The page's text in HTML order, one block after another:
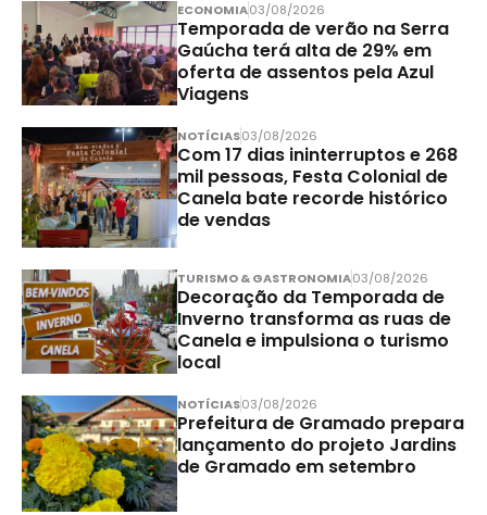
ECONOMIA03/08/2026
Temporada de verão na Serra
Gaúcha terá alta de 29% em
oferta de assentos pela Azul
Viagens
NOTÍCIAS03/08/2026
Com 17 dias ininterruptos e 268
mil pessoas, Festa Colonial de
Canela bate recorde histórico
de vendas
TURISMO & GASTRONOMIA03/08/2026
Decoração da Temporada de
Inverno transforma as ruas de
Canela e impulsiona o turismo
local
NOTÍCIAS03/08/2026
Prefeitura de Gramado prepara
lançamento do projeto Jardins
de Gramado em setembro